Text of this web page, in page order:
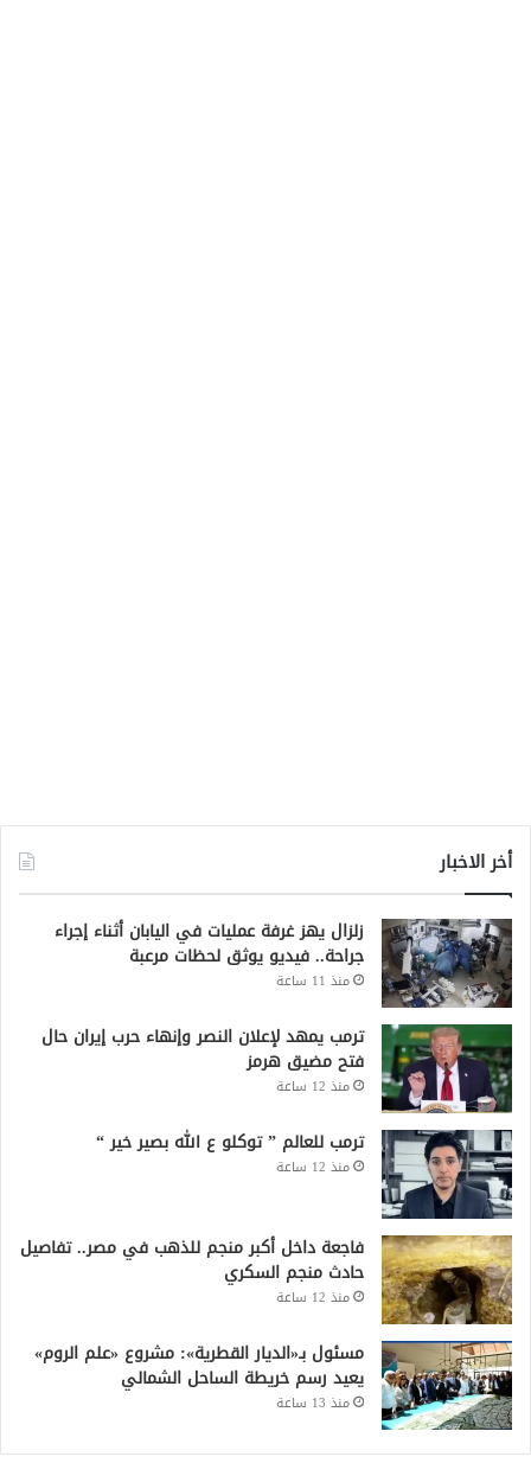
أخر الاخبار
زلزال يهز غرفة عمليات في اليابان أثناء إجراء
جراحة.. فيديو يوثق لحظات مرعبة
منذ 11 ساعة
ترمب يمهد لإعلان النصر وإنهاء حرب إيران حال
فتح مضيق هرمز
منذ 12 ساعة
ترمب للعالم ” توكلو ع الله بصير خير “
منذ 12 ساعة
فاجعة داخل أكبر منجم للذهب في مصر.. تفاصيل
حادث منجم السكري
منذ 12 ساعة
مسئول بـ«الديار القطرية»: مشروع «علم الروم»
يعيد رسم خريطة الساحل الشمالي
منذ 13 ساعة